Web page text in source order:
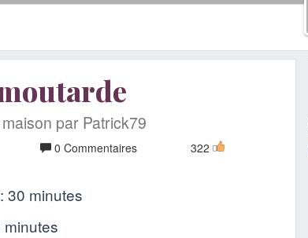
par Patrick79
0 Commentaires 322
30 minutes
minutes